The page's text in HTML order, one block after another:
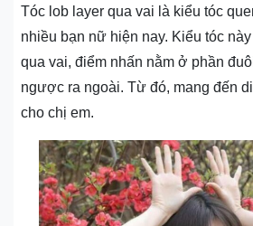
Tóc lob layer qua vai là kiểu tóc
nhiều bạn nữ hiện nay. Kiểu tóc
qua vai, điểm nhấn nằm ở phần
ngược ra ngoài. Từ đó, mang đến
cho chị em.